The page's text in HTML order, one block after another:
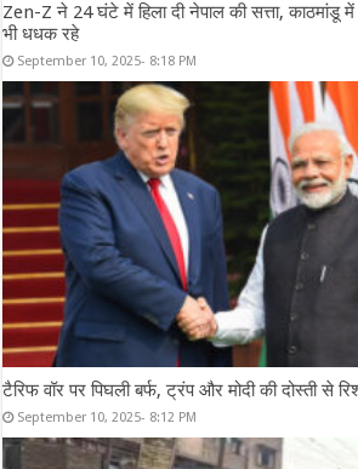
Zen-Z ने 24 घंटे में हिला दी नेपाल की सत्ता, काठमांडू
भी धधक रहे
September 10, 2025- 8:18 PM
टैरिफ वॉर पर पिघली बर्फ, ट्रंप और मोदी की दोस्ती से
September 10, 2025- 8:12 PM